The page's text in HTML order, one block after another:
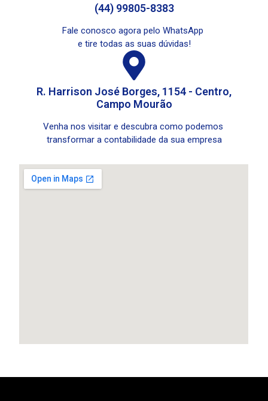
(44) 99805-8383
Fale conosco agora pelo WhatsApp
e tire todas as suas dúvidas!
R. Harrison José Borges, 1154 - Centro,
Campo Mourão
Venha nos visitar e descubra como podemos
transformar a contabilidade da sua empresa